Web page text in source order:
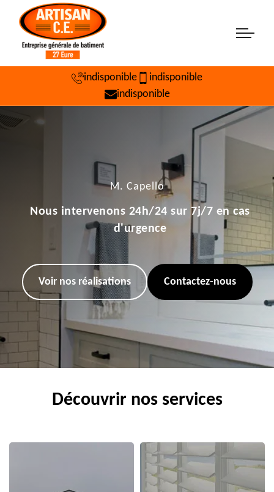
indisponible
indisponible
indisponible
M. Capello
Nous intervenons 24h/24 sur 7j/7 en cas
d'urgence
Voir nos réalisations Contactez-nous
Découvrir nos services